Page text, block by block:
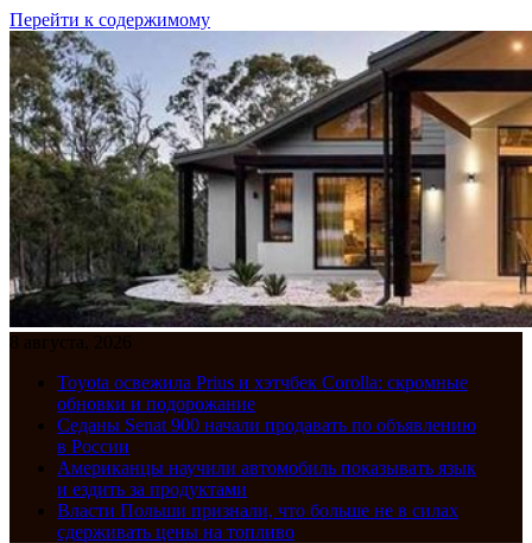
Перейти к содержимому
8 августа, 2026
Toyota освежила Prius и хэтчбек Corolla: скромные
обновки и подорожание
Седаны Senat 900 начали продавать по объявлению
в России
Американцы научили автомобиль показывать язык
и ездить за продуктами
Власти Польши признали, что больше не в силах
сдерживать цены на топливо